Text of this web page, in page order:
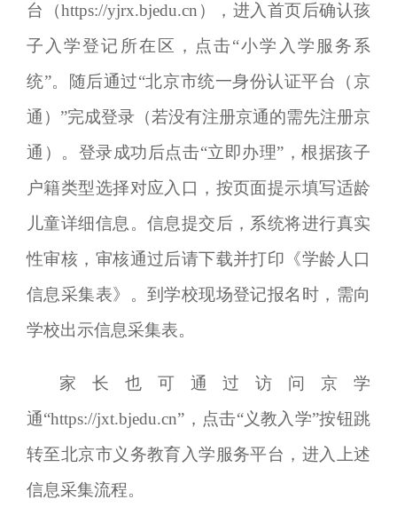
台（https://yjrx.bjedu.cn），进入首页后确认孩
子入学登记所在区，点击“小学入学服务系
统”。随后通过“北京市统一身份认证平台（京
通）”完成登录（若没有注册京通的需先注册京
通）。登录成功后点击“立即办理”，根据孩子
户籍类型选择对应入口，按页面提示填写适龄
儿童详细信息。信息提交后，系统将进行真实
性审核，审核通过后请下载并打印《学龄人口
信息采集表》。到学校现场登记报名时，需向
学校出示信息采集表。
家长也可通过访问京学
通“https://jxt.bjedu.cn”，点击“义教入学”按钮跳
转至北京市义务教育入学服务平台，进入上述
信息采集流程。